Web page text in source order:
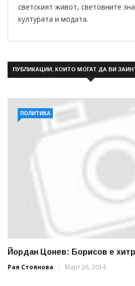
светският живот, световните
културата и модата.
ПУБЛИКАЦИИ, КОИТО МОГАТ ДА ВИ
ПОЛИТИКА
Йордан Цонев: Борисов е
Рая Стоянова
Март 26, 2014